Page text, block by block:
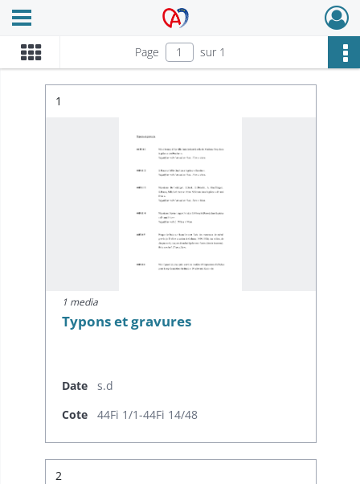
Archives Alsace - Colmar
Ouvrir le menu déroulant
Page sur 1
Résultat n°
1
1 media
Typons et gravures
Date
s.d
Cote
44Fi 1/1-44Fi 14/48
Résultat n°
2